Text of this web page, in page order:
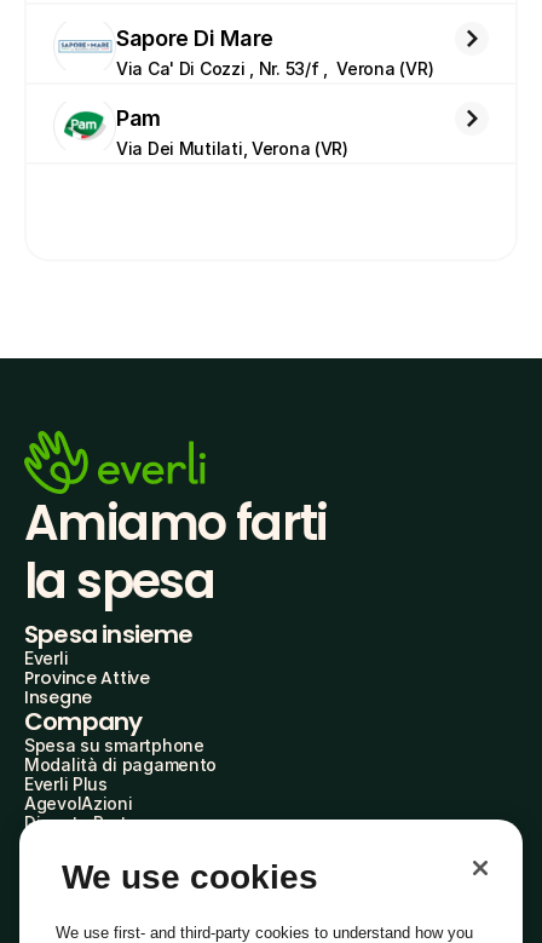
Sapore Di Mare
Via Ca' Di Cozzi , Nr. 53/f ,  Verona (VR)
Pam
Via Dei Mutilati, Verona (VR)
Amiamo farti
la spesa
Spesa insieme
Everli
Province Attive
Insegne
Company
Spesa su smartphone
Modalità di pagamento
Everli Plus
AgevolAzioni
Diventa Partner
Everli Shoppers
About Us
Everli News
We use cookies
We use first- and third-party cookies to understand how you